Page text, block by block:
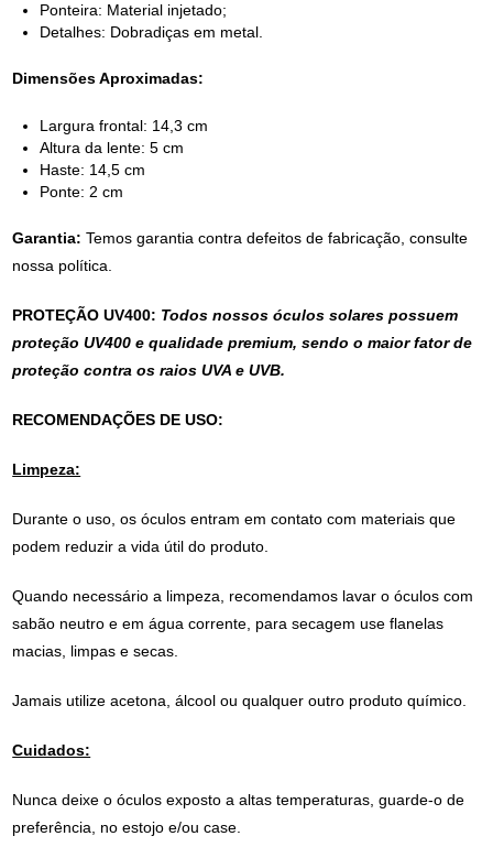
Ponteira: Material injetado;
Detalhes: Dobradiças em metal.
Dimensões Aproximadas:
Largura frontal: 14,3 cm
Altura da lente: 5 cm
Haste: 14,5 cm
Ponte: 2 cm
Garantia: Temos garantia contra defeitos de fabricação, consulte
nossa política.
PROTEÇÃO UV400: Todos nossos óculos solares possuem
proteção UV400 e qualidade premium, sendo o maior fator de
proteção contra os raios UVA e UVB.
RECOMENDAÇÕES DE USO:
Limpeza:
Durante o uso, os óculos entram em contato com materiais que
podem reduzir a vida útil do produto.
Quando necessário a limpeza, recomendamos lavar o óculos com
sabão neutro e em água corrente, para secagem use flanelas
macias, limpas e secas.
Jamais utilize acetona, álcool ou qualquer outro produto químico.
Cuidados:
Nunca deixe o óculos exposto a altas temperaturas, guarde-o de
preferência, no estojo e/ou case.